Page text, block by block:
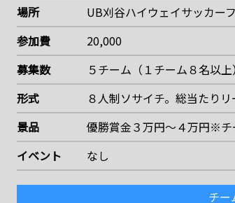
場所
UB刈谷ハイウェイサッカー
参加費
20,000
募集数
５チーム（１チーム８名以上）
形式
８人制ソサイチ。総当たり
景品
優勝賞金３万円〜４万円※チ
イベント
なし
チー